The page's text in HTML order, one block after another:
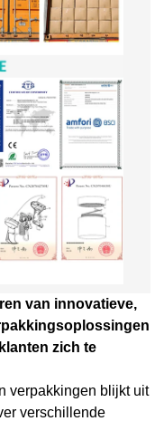
van innovatieve,
zich te
verpakkingen blijkt uit
verschillende